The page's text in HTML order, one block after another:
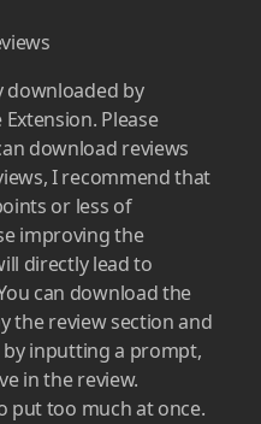
downloaded by
Please
download reviews
I recommend that
or less of
improving the
directly lead to
can download the
the review section and
by inputting a prompt,
in the review.
put too much at once.